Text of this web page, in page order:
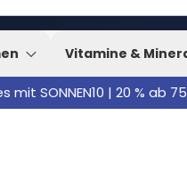
Vitamine &
mit SONNEN10 | 20 %